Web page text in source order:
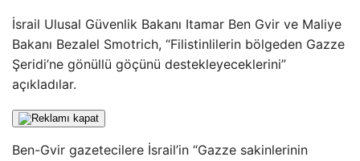
İsrail Ulusal Güvenlik Bakanı Itamar Ben Gvir ve Maliye
Bakanı Bezalel Smotrich, “Filistinlilerin bölgeden Gazze
Şeridi’ne gönüllü göçünü destekleyeceklerini”
açıkladılar.
Ben-Gvir gazetecilere İsrail’in “Gazze sakinlerinin